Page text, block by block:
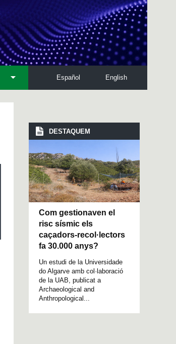
English
Español
DESTAQUEM
Com gestionaven el
risc sísmic els
caçadors-recol·lectors
fa 30.000 anys?
Un estudi de la Universidade
do Algarve amb col·laboració
de la UAB, publicat a
Archaeological and
Anthropological...